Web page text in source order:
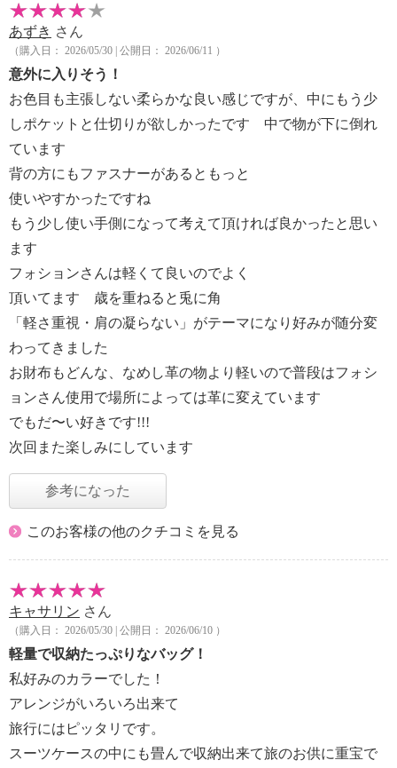
あずき さん
（購入日： 2026/05/30 | 公開日： 2026/06/11 ）
意外に入りそう！
お色目も主張しない柔らかな良い感じですが、中にもう少
しポケットと仕切りが欲しかったです 中で物が下に倒れ
ています
背の方にもファスナーがあるともっと
使いやすかったですね
もう少し使い手側になって考えて頂ければ良かったと思い
ます
フォションさんは軽くて良いのでよく
頂いてます 歳を重ねると兎に角
「軽さ重視・肩の凝らない」がテーマになり好みが随分変
わってきました
お財布もどんな、なめし革の物より軽いので普段はフォシ
ョンさん使用で場所によっては革に変えています
でもだ〜い好きです!!!
次回また楽しみにしています
参考になった
このお客様の他のクチコミを見る
キャサリン さん
（購入日： 2026/05/30 | 公開日： 2026/06/10 ）
軽量で収納たっぷりなバッグ！
私好みのカラーでした！
アレンジがいろいろ出来て
旅行にはピッタリです。
スーツケースの中にも畳んで収納出来て旅のお供に重宝で